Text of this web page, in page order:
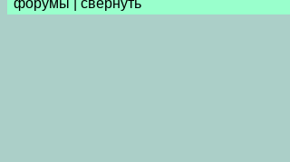
форумы свернуть